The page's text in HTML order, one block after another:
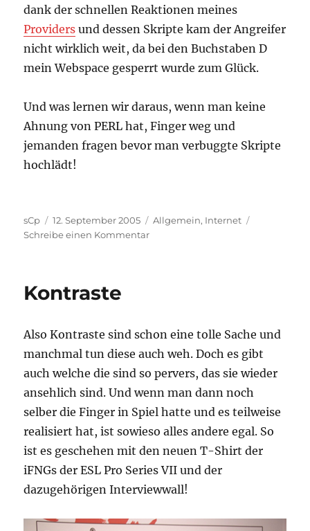
dank der schnellen Reaktionen meines
Providers und dessen Skripte kam der Angreifer
nicht wirklich weit, da bei den Buchstaben D
mein Webspace gesperrt wurde zum Glück.
Und was lernen wir daraus, wenn man keine
Ahnung von PERL hat, Finger weg und
jemanden fragen bevor man verbuggte Skripte
hochlädt!
Autor
sCp
Veröffentlicht
am
12. September 2005 Kategorien
Allgemein, Internet
Schreibe einen Kommentarzu
Kontraste
Also Kontraste sind schon eine tolle Sache und
manchmal tun diese auch weh. Doch es gibt
auch welche die sind so pervers, das sie wieder
ansehlich sind. Und wenn man dann noch
selber die Finger in Spiel hatte und es teilweise
realisiert hat, ist sowieso alles andere egal. So
ist es geschehen mit den neuen T-Shirt der
iFNGs der ESL Pro Series VII und der
dazugehörigen Interviewwall!